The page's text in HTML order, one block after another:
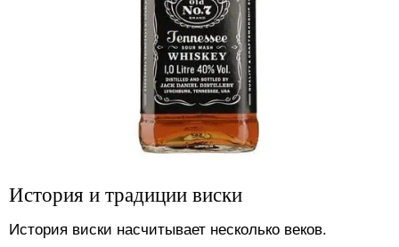
История и традиции виски
История виски насчитывает несколько веков.